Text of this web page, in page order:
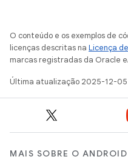
O conteúdo e os exemplos de
licenças descritas na Licença
marcas registradas da Oracle
Última atualização 2025-12-05
MAIS SOBRE O ANDROID